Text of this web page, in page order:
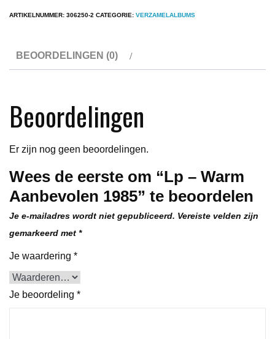
aantal
ARTIKELNUMMER: 306250-2 CATEGORIE: VERZAMELALBUMS
BEOORDELINGEN (0)
Beoordelingen
Er zijn nog geen beoordelingen.
Wees de eerste om “Lp – Warm
Aanbevolen 1985” te beoordelen
Je e-mailadres wordt niet gepubliceerd. Vereiste velden zijn
gemarkeerd met *
Je waardering *
Je beoordeling *